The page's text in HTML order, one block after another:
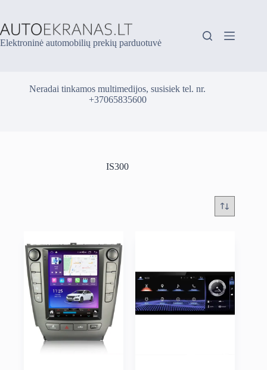
content
Elektroninė automobilių prekių parduotuvė
Neradai tinkamos multimedijos, susisiek tel. nr.
+37065835600
IS300